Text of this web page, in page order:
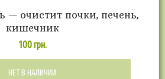
— очистит почки, печень,
кишечник
100грн.
НЕТ В НАЛИЧИИ